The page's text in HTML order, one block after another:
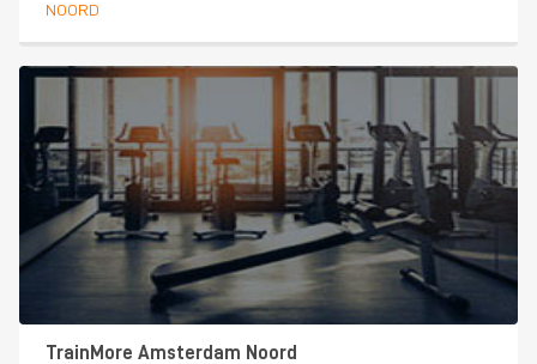
NOORD
TrainMore Amsterdam Noord